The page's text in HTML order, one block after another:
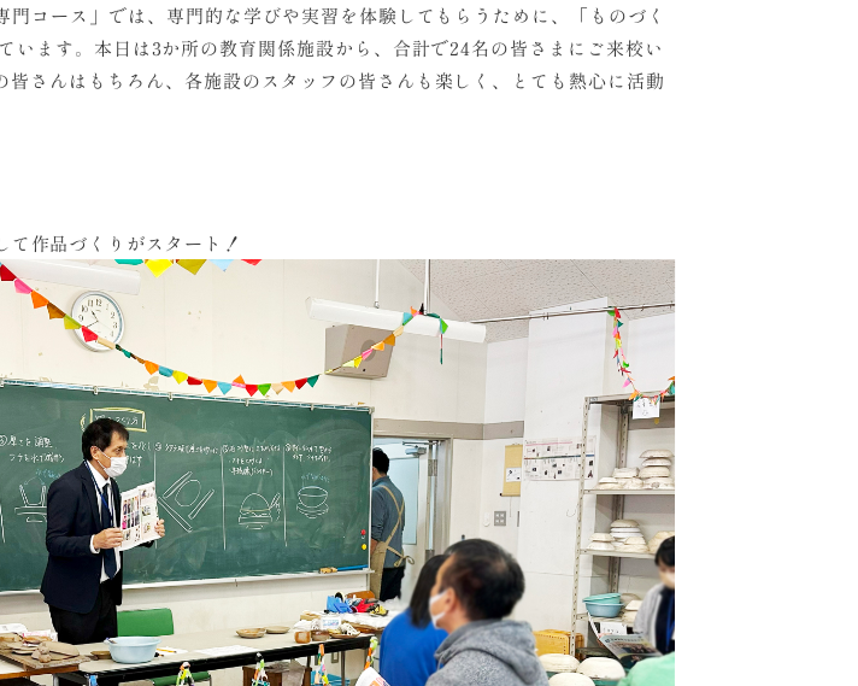
門コース」では、専門的な学びや実習を体験してもらうために、「ものづく
います。本日は3か所の教育関係施設から、合計で24名の皆さまにご来校い
皆さんはもちろん、各施設のスタッフの皆さんも楽しく、とても熱心に活動
作品づくりがスタート！